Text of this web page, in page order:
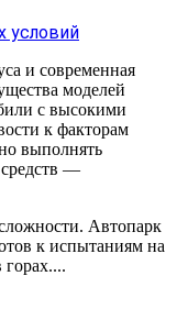
условий
и современная
моделей
с высокими
к факторам
выполнять
—
Автопарк
к испытаниям на